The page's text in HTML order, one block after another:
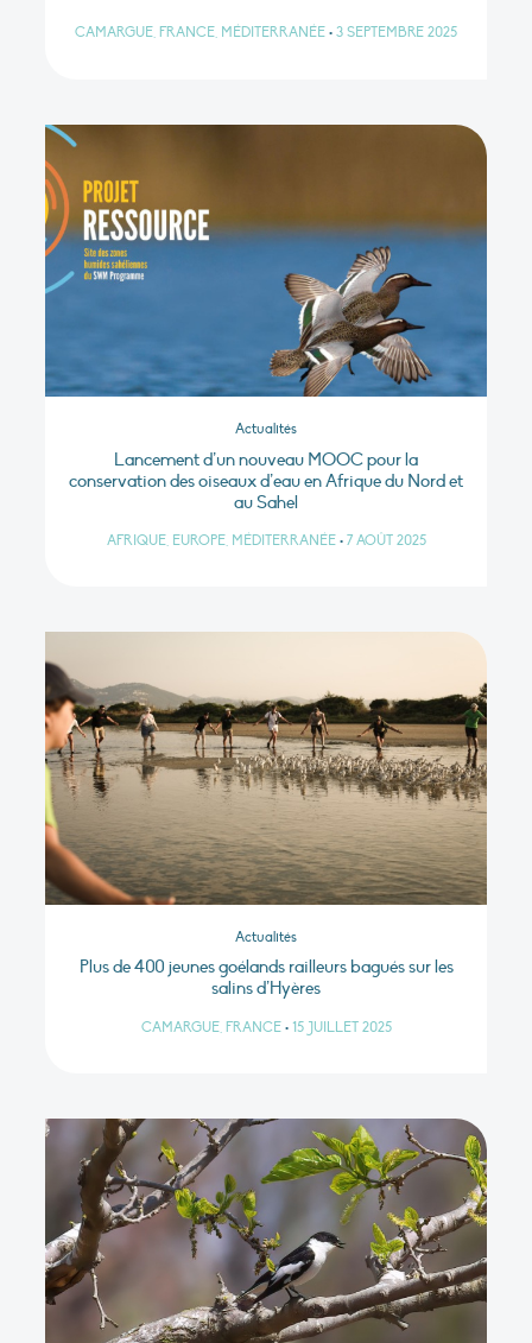
CAMARGUE, FRANCE, MÉDITERRANÉE • 3 SEPTEMBRE 2025
Actualités
Lancement d’un nouveau MOOC pour la
conservation des oiseaux d’eau en Afrique du Nord et
au Sahel
AFRIQUE, EUROPE, MÉDITERRANÉE • 7 AOÛT 2025
Actualités
Plus de 400 jeunes goélands railleurs bagués sur les
salins d’Hyères
CAMARGUE, FRANCE • 15 JUILLET 2025